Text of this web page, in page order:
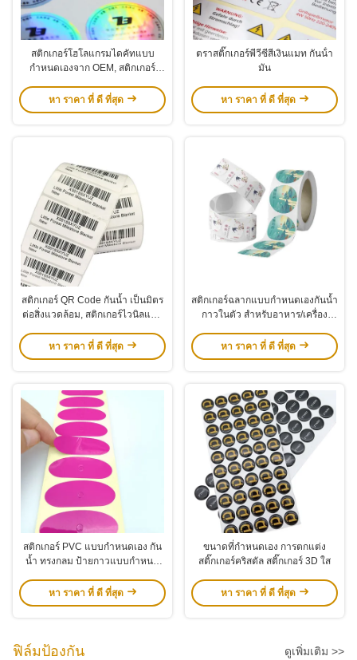
สติกเกอร์โฮโลแกรมไดคัทแบบ
กำหนดเองจาก OEM, สติกเกอร์
หา ราคา ที่ ดี ที่สุด
ตราสติ๊กเกอร์พีวีซีสีเงินแมท กันน้ํา
มัน
หา ราคา ที่ ดี ที่สุด
สติกเกอร์ QR Code กันน้ำ เป็นมิตร
ต่อสิ่งแวดล้อม, สติกเกอร์ไวนิลแบบ
หา ราคา ที่ ดี ที่สุด
สติกเกอร์ฉลากแบบกำหนดเองกันน้ำ
กาวในตัว สำหรับอาหาร/เครื่อง
หา ราคา ที่ ดี ที่สุด
สติกเกอร์ PVC แบบกำหนดเอง กัน
น้ำ ทรงกลม ป้ายกาวแบบกำหนด
หา ราคา ที่ ดี ที่สุด
ขนาดที่กําหนดเอง การตกแต่ง
สติ๊กเกอร์คริสตัล สติ๊กเกอร์ 3D ใส
หา ราคา ที่ ดี ที่สุด
ฟิล์มป้องกัน ดูเพิ่มเติม >>